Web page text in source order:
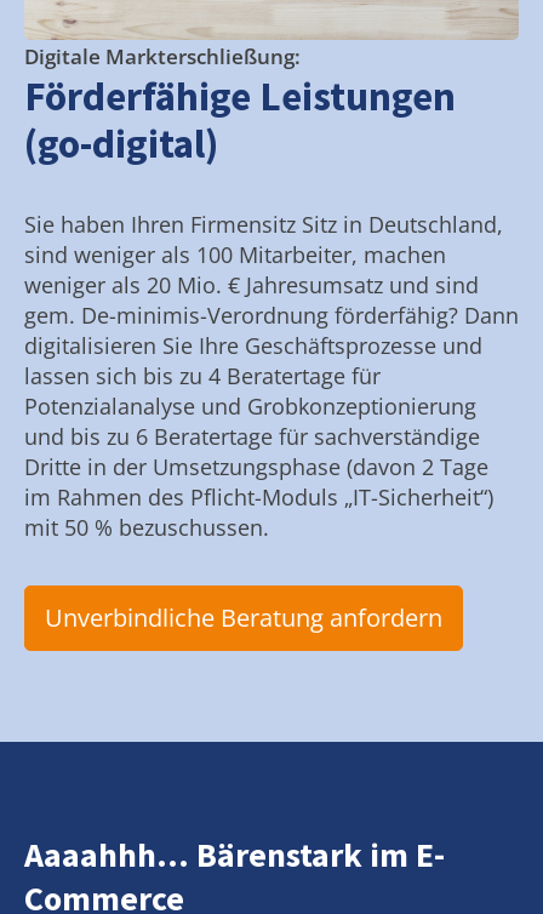
Digitale Markterschließung:
Förderfähige Leistungen
(go-digital)
Sie haben Ihren Firmensitz Sitz in Deutschland,
sind weniger als 100 Mitarbeiter, machen
weniger als 20 Mio. € Jahresumsatz und sind
gem. De-minimis-Verordnung förderfähig? Dann
digitalisieren Sie Ihre Geschäftsprozesse und
lassen sich bis zu 4 Beratertage für
Potenzialanalyse und Grobkonzeptionierung
und bis zu 6 Beratertage für sachverständige
Dritte in der Umsetzungsphase (davon 2 Tage
im Rahmen des Pflicht-Moduls „IT-Sicherheit“)
mit 50 % bezuschussen.
Unverbindliche Beratung anfordern
Aaaahhh... Bärenstark im E-
Commerce